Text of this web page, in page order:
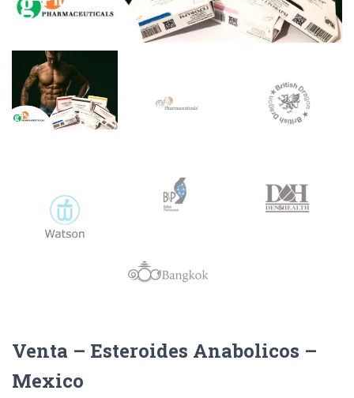
Venta – Esteroides Anabolicos –
Mexico